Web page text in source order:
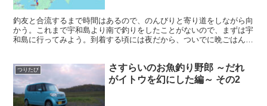
釣友と合流するまで時間はあるので、のんびりと寄り道をしながら向
かう。これまで宇和島より南で釣りをしたことがないので、まずは宇
和島に行ってみよう。到着する頃には夜だから、ついでに晩ごはんだ
つりたび
さすらいのお魚釣り野郎 ～だれ
がイトウを幻にした編～ その2